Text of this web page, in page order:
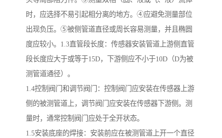
时，应选择不易引起相分离的地方。④应避免测量部位
出现负压。⑤被侧管道直径或周长容易测量，并且椭圆
度应较小。1.3直管段长度：传感器安装管道上游侧直管
段长度应大于或等于15D，下游侧应不小于10D（D为被
测管道通径）。
1.4控制阀门和调节阀门：控制阀门应安装在传感器上游
侧的被测管道上，调节阀门应安装在传感器下游侧。测
量时，通常控制阀门应处于全开状态。
1.5安装底座的焊接：安装前应在被测管道上开一个直径